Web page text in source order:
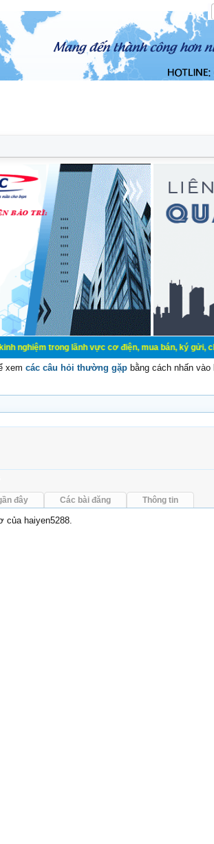
lãnh vực cơ điện, mua bán, ký gửi, cho thuê
xem các câu hỏi thường gặp bằng cách nhấn
đây Các bài đăng Thông tin
của haiyen5288.